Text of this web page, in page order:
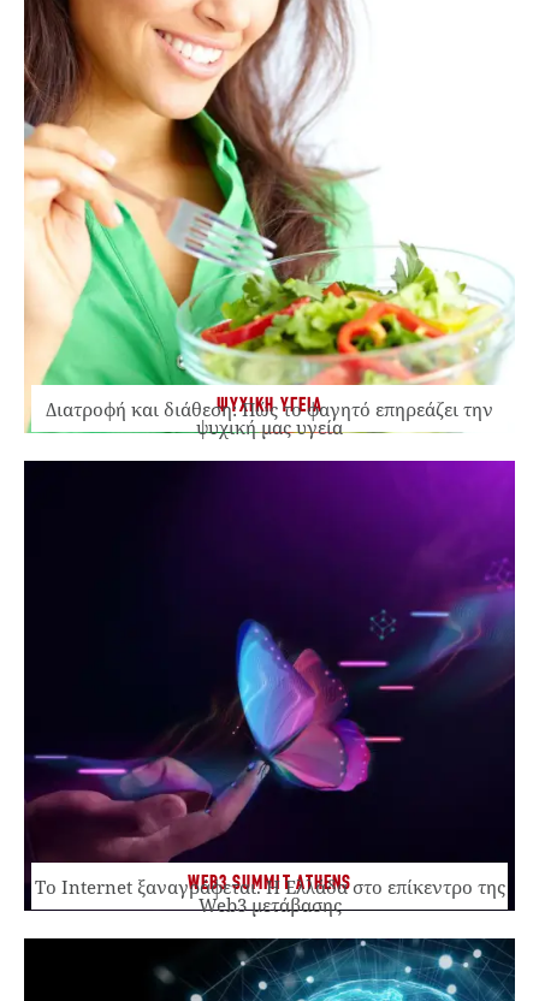
ΨΥΧΙΚΗ ΥΓΕΙΑ
Διατροφή και διάθεση: Πώς το φαγητό επηρεάζει την
ψυχική μας υγεία
WEB3 SUMMIT ATHENS
Το Internet ξαναγράφεται. Η Ελλάδα στο επίκεντρο της
Web3 μετάβασης